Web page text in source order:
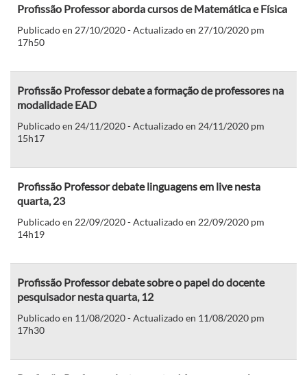
Profissão Professor aborda cursos de Matemática e Física
Publicado en 27/10/2020 - Actualizado en 27/10/2020 pm
17h50
Profissão Professor debate a formação de professores na
modalidade EAD
Publicado en 24/11/2020 - Actualizado en 24/11/2020 pm
15h17
Profissão Professor debate linguagens em live nesta
quarta, 23
Publicado en 22/09/2020 - Actualizado en 22/09/2020 pm
14h19
Profissão Professor debate sobre o papel do docente
pesquisador nesta quarta, 12
Publicado en 11/08/2020 - Actualizado en 11/08/2020 pm
17h30